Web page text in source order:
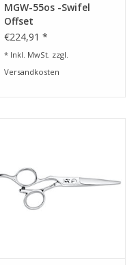
MGW-55os -Swifel
Offset
€224,91 *
* Inkl. MwSt. zzgl.
Versandkosten